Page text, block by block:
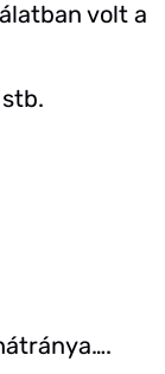
volt a